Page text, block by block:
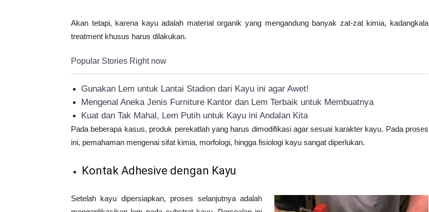
Akan tetapi, karena kayu adalah material organik yang mengandung banyak zat-zat kimia, kadangkala
treatment khusus harus dilakukan.
Popular Stories Right now
Gunakan Lem untuk Lantai Stadion dari Kayu ini agar Awet!
Mengenal Aneka Jenis Furniture Kantor dan Lem Terbaik untuk Membuatnya
Kuat dan Tak Mahal, Lem Putih untuk Kayu ini Andalan Kita
Pada beberapa kasus, produk perekatlah yang harus dimodifikasi agar sesuai karakter kayu. Pada proses
ini, pemahaman mengenai sifat kimia, morfologi, hingga fisiologi kayu sangat diperlukan.
Kontak Adhesive dengan Kayu
Setelah kayu dipersiapkan, proses selanjutnya adalah